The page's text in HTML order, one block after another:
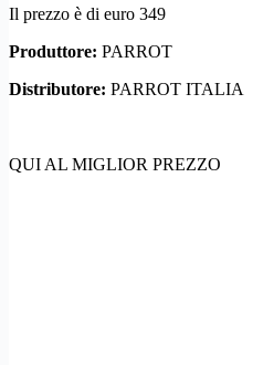
Il prezzo è di euro 349
Produttore: PARROT
Distributore: PARROT ITALIA
QUI AL MIGLIOR PREZZO